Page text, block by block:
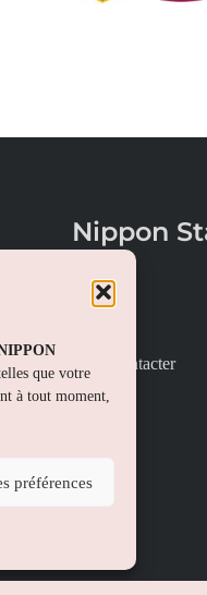
que votre
à tout moment,
préférences
Nippon
À propos
Nous contacter